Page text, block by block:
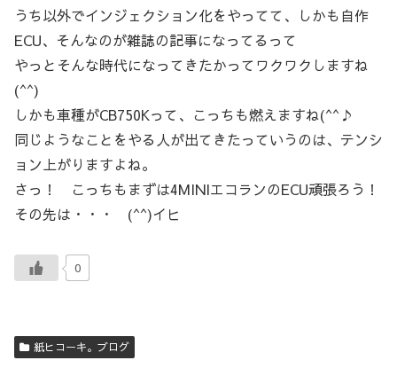
うち以外でインジェクション化をやってて、しかも自作
ECU、そんなのが雑誌の記事になってるって
やっとそんな時代になってきたかってワクワクしますね
(^^)
しかも車種がCB750Kって、こっちも燃えますね(^^♪
同じようなことをやる人が出てきたっていうのは、テンシ
ョン上がりますよね。
さっ！ こっちもまずは4MINIエコランのECU頑張ろう！
その先は・・・ (^^)イヒ
0
紙ヒコーキ。ブログ